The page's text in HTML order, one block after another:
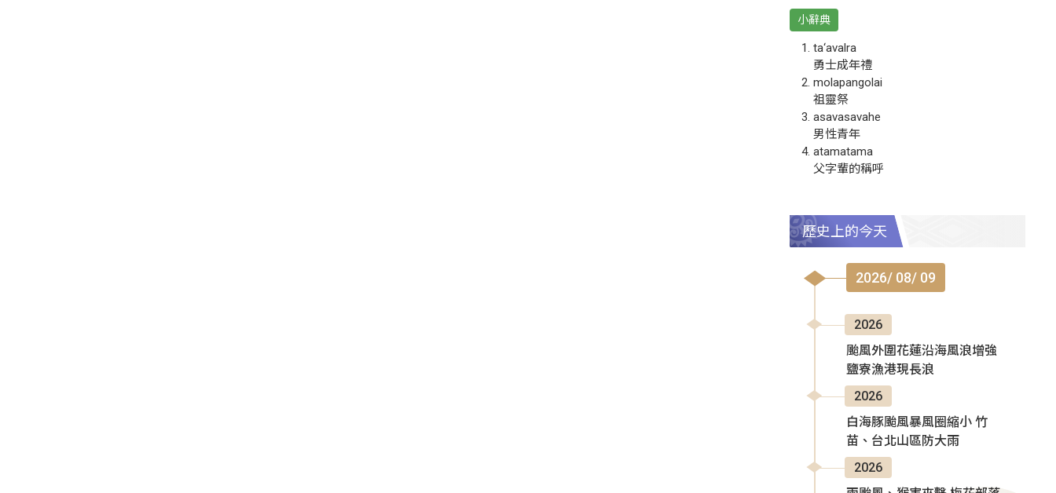
小辭典
ta‘avalra
勇士成年禮
molapangolai
祖靈祭
asavasavahe
男性青年
atamatama
父字輩的稱呼
歷史上的今天
2026/ 08/ 09
2026
颱風外圍花蓮沿海風浪增強
鹽寮漁港現長浪
2026
白海豚颱風暴風圈縮小 竹
苗、台北山區防大雨
2026